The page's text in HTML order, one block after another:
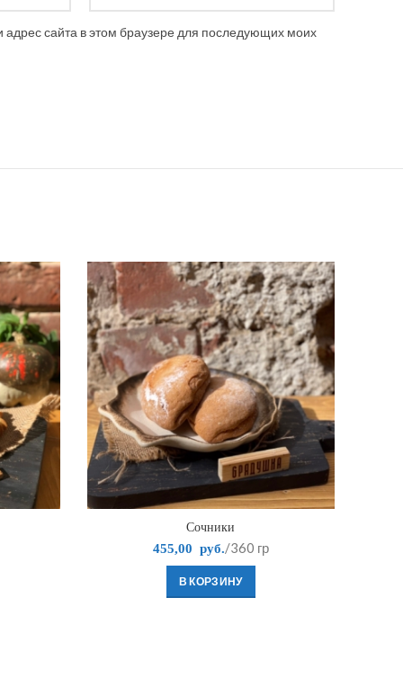
адрес сайта в этом браузере для последующих моих
Сочники
455,00 руб. /360 гр
В КОРЗИНУ